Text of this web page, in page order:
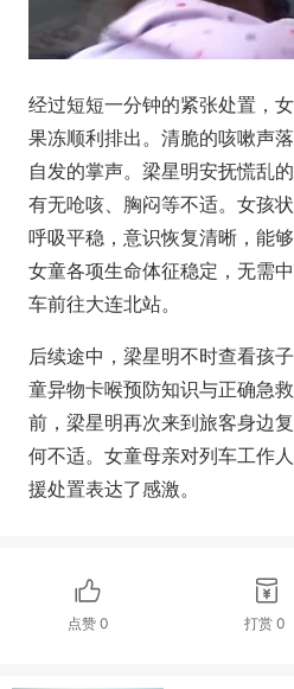
经过短短一分钟的紧张处置，
果冻顺利排出。清脆的咳嗽声
自发的掌声。梁星明安抚慌乱
有无呛咳、胸闷等不适。女孩
呼吸平稳，意识恢复清晰，能
女童各项生命体征稳定，无需
车前往大连北站。
后续途中，梁星明不时查看孩
童异物卡喉预防知识与正确急
前，梁星明再次来到旅客身边
何不适。女童母亲对列车工作
援处置表达了感激。
点赞0 打赏0